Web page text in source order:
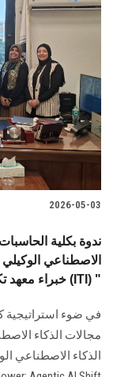
2026-05-03
ندوة بكلية
الاصطناعي
خبراء معهد تكنولوجيا المعلومات (ITI) "
في ضوء استراتيجية
مجالات الذكاء